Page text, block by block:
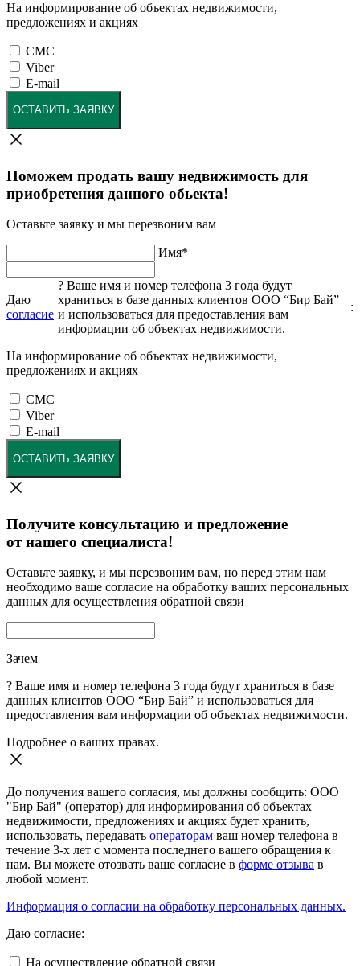
На информирование об объектах недвижимости,
предложениях и акциях
СМС
Viber
E-mail
ОСТАВИТЬ ЗАЯВКУ
Поможем продать вашу недвижимость для
приобретения данного обьекта!
Оставьте заявку и мы перезвоним вам
Имя*
Даю
согласие
? Ваше имя и номер телефона 3 года будут
храниться в базе данных клиентов ООО “Бир Бай”
и использоваться для предоставления вам
информации об объектах недвижимости.
:
На информирование об объектах недвижимости,
предложениях и акциях
СМС
Viber
E-mail
ОСТАВИТЬ ЗАЯВКУ
Получите консультацию и предложение
от нашего специалиста!
Оставьте заявку, и мы перезвоним вам, но перед этим нам
необходимо ваше согласие на обработку ваших персональных
данных для осуществления обратной связи
Зачем
? Ваше имя и номер телефона 3 года будут храниться в базе
данных клиентов ООО “Бир Бай” и использоваться для
предоставления вам информации об объектах недвижимости.
Подробнее о ваших правах.
До получения вашего согласия, мы должны сообщить: ООО
"Бир Бай" (оператор) для информирования об объектах
недвижимости, предложениях и акциях будет хранить,
использовать, передавать операторам ваш номер телефона в
течение 3-х лет с момента последнего вашего обращения к
нам. Вы можете отозвать ваше согласие в форме отзыва в
любой момент.
Информация о согласии на обработку персональных данных.
Даю согласие:
На осуществление обратной связи